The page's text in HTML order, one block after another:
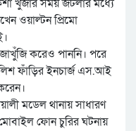
খুঁজার সময় জটলার মধ্যে
ওয়াল্টন প্রিমো
করেও পাননি। পরে
ফাঁড়ির ইনচার্জ এস.আই
মডেল থানায় সাধারণ
ফোন চুরির ঘটনায়